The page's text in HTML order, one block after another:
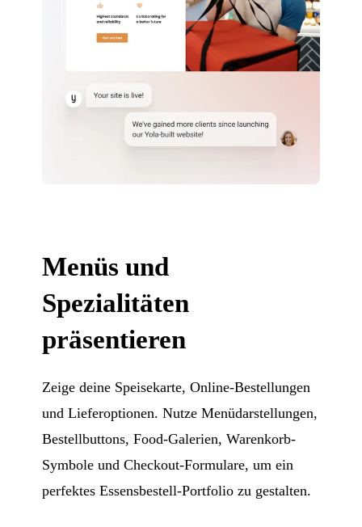
Menüs und
Spezialitäten
präsentieren
Zeige deine Speisekarte, Online-Bestellungen
und Lieferoptionen. Nutze Menüdarstellungen,
Bestellbuttons, Food-Galerien, Warenkorb-
Symbole und Checkout-Formulare, um ein
perfektes Essensbestell-Portfolio zu gestalten.